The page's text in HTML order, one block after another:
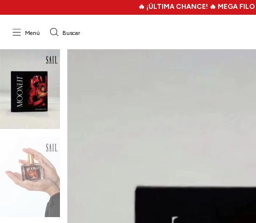
🔥 ¡ÚLTIMA CHANCE! 🔥 MEGA FILO SALE -
Menú Buscar